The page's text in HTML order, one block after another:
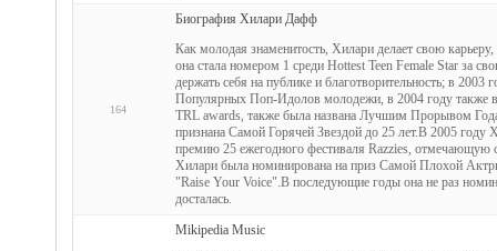
164
Биография Хилари Дафф
Как молодая знаменитость, Хилари делает свою
она стала номером 1 среди Hottest Teen Female Star за
держать себя на публике и благотворительность; в 2003
Популярных Поп-Идолов молодежи, в 2004 году также
TRL awards, также была названа Лучшим Прорывом
признана Самой Горячей Звездой до 25 лет.В 2005 году
премию 25 ежегодного фестиваля Razzies, отмечающую
Хилари была номинирована на приз Самой Плохой
"Raise Your Voice".В последующие годы она не раз
досталась.
Mikipedia Music